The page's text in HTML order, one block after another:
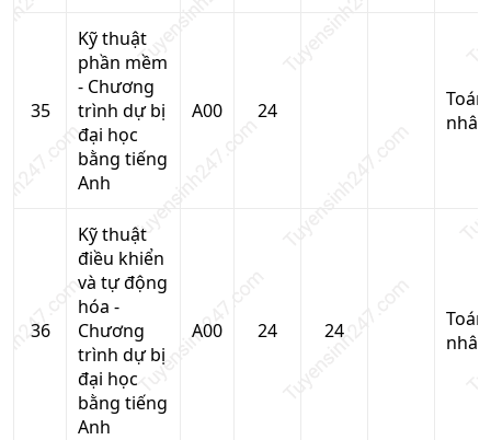
35
Kỹ thuật
phần mềm
- Chương
trình dự bị
đại học
bằng tiếng
Anh
A00 24
Toán
36
Kỹ thuật
điều khiển
và tự động
hóa -
Chương
trình dự bị
đại học
bằng tiếng
Anh
A00 24 24
Toán